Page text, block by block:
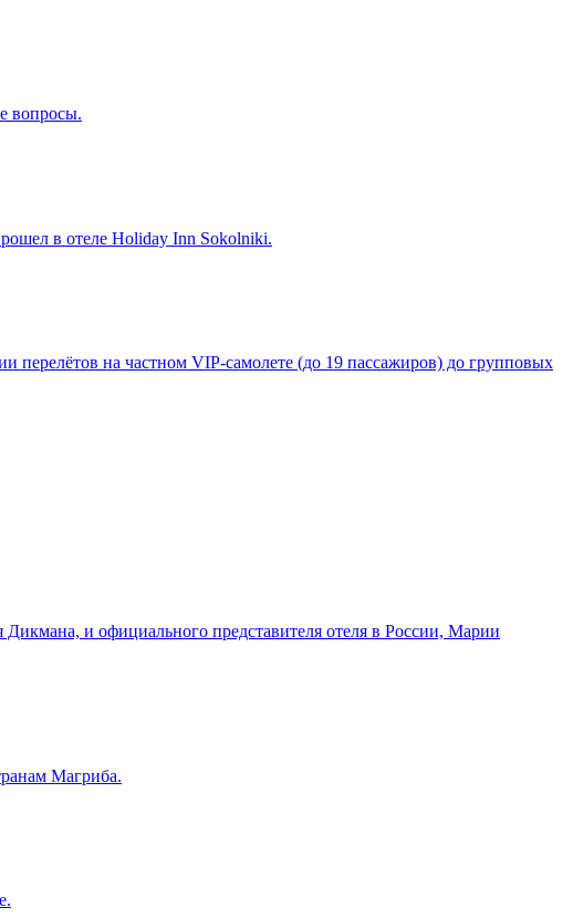
вопросы.
в отеле Holiday Inn Sokolniki.
перелётов на частном VIP-самолете (до 19 пассажиров) до групповых
и официального представителя отеля в России, Марии
Магриба.